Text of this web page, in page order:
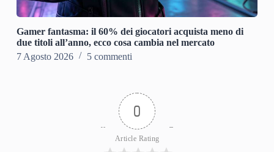
Gamer fantasma: il 60% dei giocatori acquista meno di
due titoli all’anno, ecco cosa cambia nel mercato
7 Agosto 2026
5 commenti
0
Article Rating